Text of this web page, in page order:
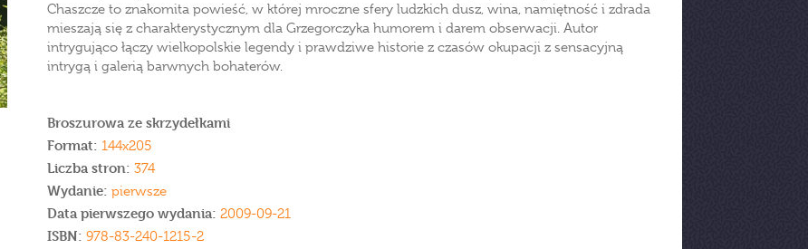
Chaszcze to znakomita powieść, w której mroczne sfery ludzkich dusz, wina, namiętność i zdrada
mieszają się z charakterystycznym dla Grzegorczyka humorem i darem obserwacji. Autor
intrygująco łączy wielkopolskie legendy i prawdziwe historie z czasów okupacji z sensacyjną
intrygą i galerią barwnych bohaterów.
Broszurowa ze skrzydełkami
Format: 144x205
Liczba stron: 374
Wydanie: pierwsze
Data pierwszego wydania: 2009-09-21
ISBN: 978-83-240-1215-2